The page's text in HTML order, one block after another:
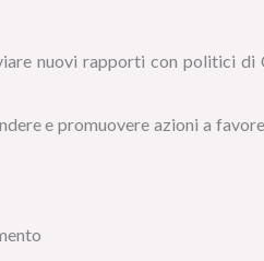
nuovi rapporti con politici di
e promuovere azioni a